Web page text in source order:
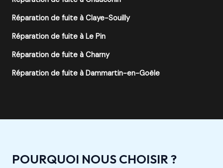
Réparation de fuite à Claye-Souilly
Réparation de fuite à Le Pin
Réparation de fuite à Charny
Réparation de fuite à Dammartin-en-Goële
POURQUOI NOUS CHOISIR ?